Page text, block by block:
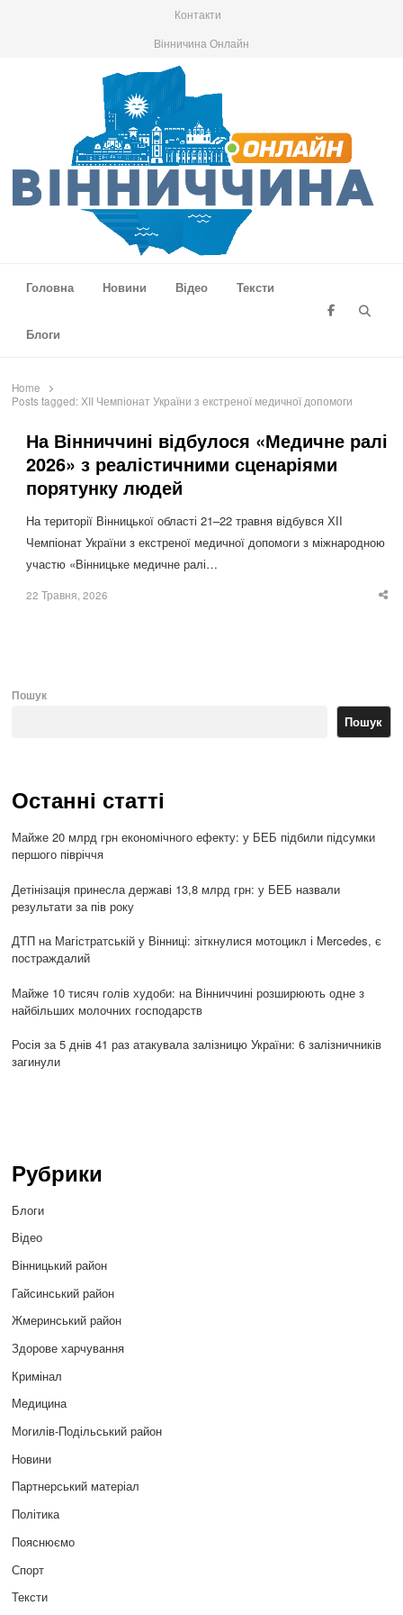
Контакти
Вінничина Онлайн
Головна
Новини Відео Тексти
Блоги
Home
Posts tagged: ХІІ Чемпіонат України з екстреної медичної допомоги
На Вінниччині відбулося «Медичне ралі
2026» з реалістичними сценаріями
порятунку людей
На території Вінницької області 21–22 травня відбувся ХІІ
Чемпіонат України з екстреної медичної допомоги з міжнародною
участю «Вінницьке медичне ралі…
22 Травня, 2026
Пошук
Пошук
Останні статті
Майже 20 млрд грн економічного ефекту: у БЕБ підбили підсумки
першого півріччя
Детінізація принесла державі 13,8 млрд грн: у БЕБ назвали
результати за пів року
ДТП на Магістратській у Вінниці: зіткнулися мотоцикл і Mercedes, є
постраждалий
Майже 10 тисяч голів худоби: на Вінниччині розширюють одне з
найбільших молочних господарств
Росія за 5 днів 41 раз атакувала залізницю України: 6 залізничників
загинули
Рубрики
Блоги
Відео
Вінницький район
Гайсинський район
Жмеринський район
Здорове харчування
Кримінал
Медицина
Могилів-Подільський район
Новини
Партнерський матеріал
Політика
Пояснюємо
Спорт
Тексти